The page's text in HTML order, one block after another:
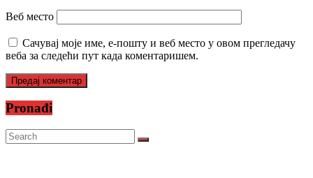
Веб место
Сачувај моје име, е-пошту и веб место у овом прегледачу
веба за следећи пут када коментаришем.
Pronađi